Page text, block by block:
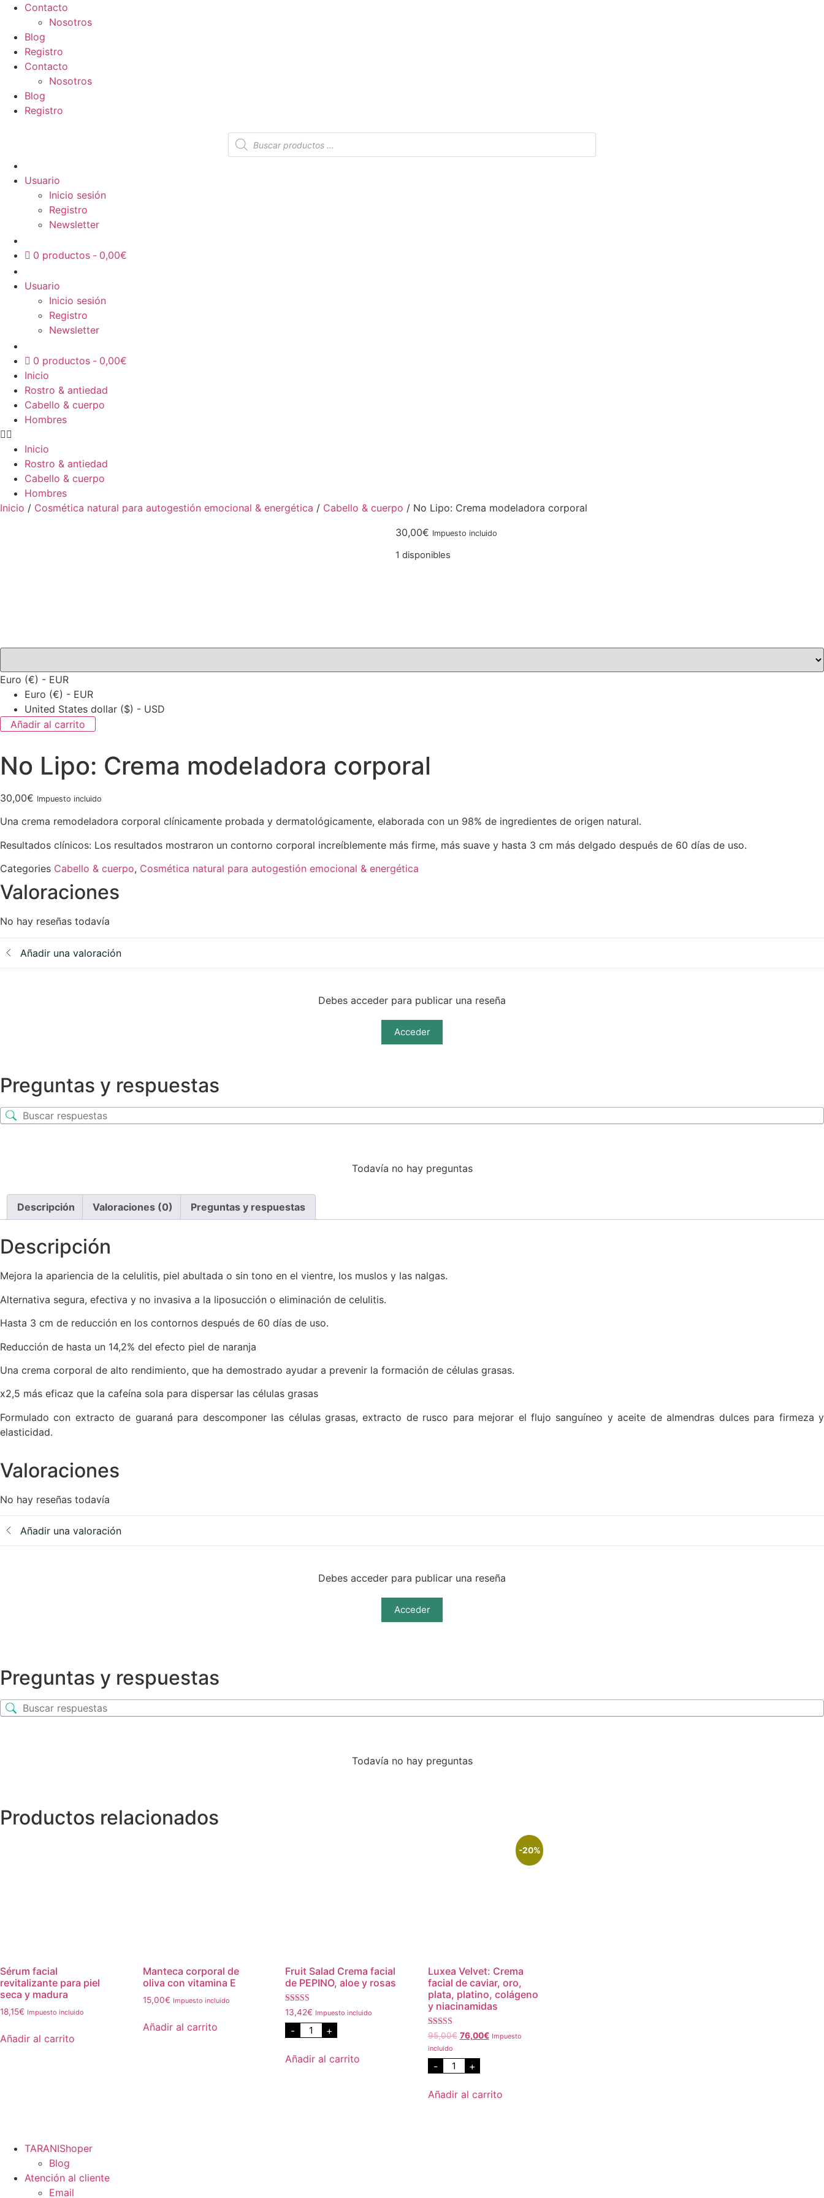
Contacto
Nosotros
Blog
Registro
Contacto
Nosotros
Blog
Registro
Usuario
Inicio sesión
Registro
Newsletter
0 productos 0,00€
Usuario
Inicio sesión
Registro
Newsletter
0 productos
0,00€
Inicio
Rostro & antiedad
Cabello & cuerpo
Hombres
Inicio
Rostro & antiedad
Cabello & cuerpo
Hombres
Inicio / Cosmética natural para autogestión emocional & energética / Cabello & cuerpo / No Lipo: Crema modeladora corporal
30,00€ Impuesto incluido
1 disponibles
Euro (€) - EUR
Euro (€) - EUR
United States dollar ($) - USD
Añadir al carrito
No Lipo: Crema modeladora corporal
30,00€ Impuesto incluido
Una crema remodeladora corporal clínicamente probada y dermatológicamente, elaborada con un 98% de ingredientes de origen natural.
Resultados clínicos: Los resultados mostraron un contorno corporal increíblemente más firme, más suave y hasta 3 cm más delgado después de 60 días de uso.
Categories Cabello & cuerpo, Cosmética natural para autogestión emocional & energética
Valoraciones
No hay reseñas todavía
Añadir una valoración
Debes acceder para publicar una reseña
Acceder
Preguntas y respuestas
Todavía no hay preguntas
Descripción Valoraciones (0) Preguntas y respuestas
Descripción
Mejora la apariencia de la celulitis, piel abultada o sin tono en el vientre, los muslos y las nalgas.
Alternativa segura, efectiva y no invasiva a la liposucción o eliminación de celulitis.
Hasta 3 cm de reducción en los contornos después de 60 días de uso.
Reducción de hasta un 14,2% del efecto piel de naranja
Una crema corporal de alto rendimiento, que ha demostrado ayudar a prevenir la formación de células grasas.
x2,5 más eficaz que la cafeína sola para dispersar las células grasas
Formulado con extracto de guaraná para descomponer las células grasas, extracto de rusco para mejorar el flujo sanguíneo y aceite de almendras dulces para firmeza y
elasticidad.
Valoraciones
No hay reseñas todavía
Añadir una valoración
Debes acceder para publicar una reseña
Acceder
Preguntas y respuestas
Todavía no hay preguntas
Productos relacionados
Sérum facial
revitalizante para piel
seca y madura
18,15€ Impuesto incluido
Añadir al carrito
Manteca corporal de
oliva con vitamina E
15,00€ Impuesto incluido
Añadir al carrito
Fruit Salad Crema facial
de PEPINO, aloe y rosas
Valorado con
5.00
13,42€ Impuesto incluido
- +
Añadir al carrito
-20%
Luxea Velvet: Crema
facial de caviar, oro,
plata, platino, colágeno
y niacinamidas
Valorado con
5.00
de 5
95,00€ 76,00€ Impuesto
incluido
- +
Añadir al carrito
TARANIShoper
Blog
Atención al cliente
Email